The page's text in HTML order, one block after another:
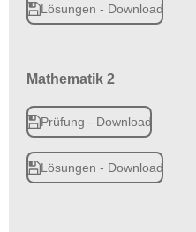
Lösungen - Download
Mathematik 2
Prüfung - Download
Lösungen - Download